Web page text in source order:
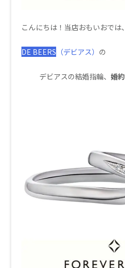
こんにちは！当店おもいおでは、
DE BEERS （デビアス） の
デビアスの結婚指輪、 婚